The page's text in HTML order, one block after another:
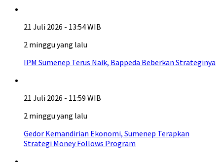
21 Juli 2026 - 13:54 WIB
2 minggu yang lalu
IPM Sumenep Terus Naik, Bappeda Beberkan Strateginya
21 Juli 2026 - 11:59 WIB
2 minggu yang lalu
Gedor Kemandirian Ekonomi, Sumenep Terapkan
Strategi Money Follows Program